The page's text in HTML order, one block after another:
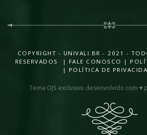
COPYRIGHT - UNIVALI.BR - 2021 -
RESERVADOS |
FALE CONOSCO |
| POLÍTICA DE
Tema OJS exclusivo desenvolvido com ♥